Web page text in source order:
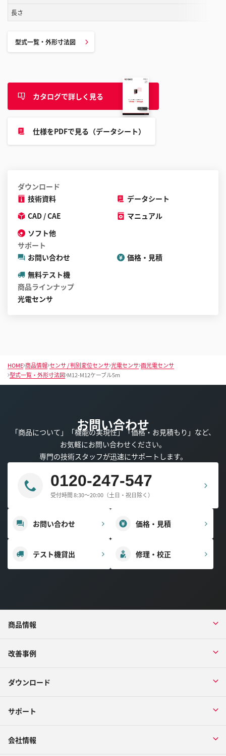
長さ
型式一覧・外形寸法図
カタログで詳しく見る
仕様をPDFで見る（データシート）
ダウンロード
技術資料
データシート
CAD / CAE
マニュアル
ソフト他
サポート
お問い合わせ
価格・見積
無料テスト機
商品ラインナップ
光電センサ
HOME 商品情報 センサ / 判別変位センサ 光電センサ 面光電センサ
型式一覧・外形寸法図 M12-M12ケーブル5m
お問い合わせ
「商品について」「機能の実現性」「価格・お見積もり」など、
お気軽にお問い合わせください。
専門の技術スタッフが迅速にサポートします。
0120-247-547
受付時間 8:30～20:00（土日・祝日除く）
お問い合わせ 価格・見積
テスト機貸出 修理・校正
商品情報
改善事例
ダウンロード
サポート
会社情報